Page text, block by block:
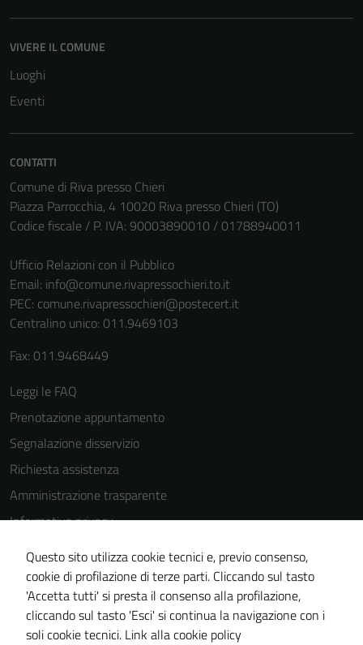
VIVERE IL COMUNE
Luoghi
Eventi
CONTATTI
Comune di Riva presso Chieri
Piazza Parrocchia, 4 10020 Riva presso Chieri (TO)
Codice fiscale / P. IVA: 90003890010 / 01788940011
Ufficio Relazioni con il Pubblico
Email: info@comune.rivapressochieri.to.it
PEC: comune.rivapressochieri@postecert.it
Centralino unico: 011.9469103
Fax: 011.9468449
Leggi le FAQ
Prenotazione appuntamento
Segnalazione disservizio
Richiesta assistenza
Amministrazione trasparente
Informativa privacy
Cookie Policy
Note legali
Dichiarazione di accessibilità
Piano di miglioramento del sito
Questo sito utilizza cookie tecnici e, previo consenso,
cookie di profilazione di terze parti. Cliccando sul tasto
'Accetta tutti' si presta il consenso alla profilazione,
cliccando sul tasto 'Esci' si continua la navigazione con i
soli cookie tecnici. Link alla cookie policy
Tecnici
possono
non raccolgono
informazioni